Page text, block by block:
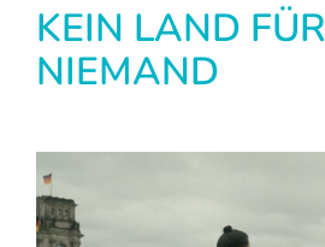
KEIN LAND FÜR
NIEMAND